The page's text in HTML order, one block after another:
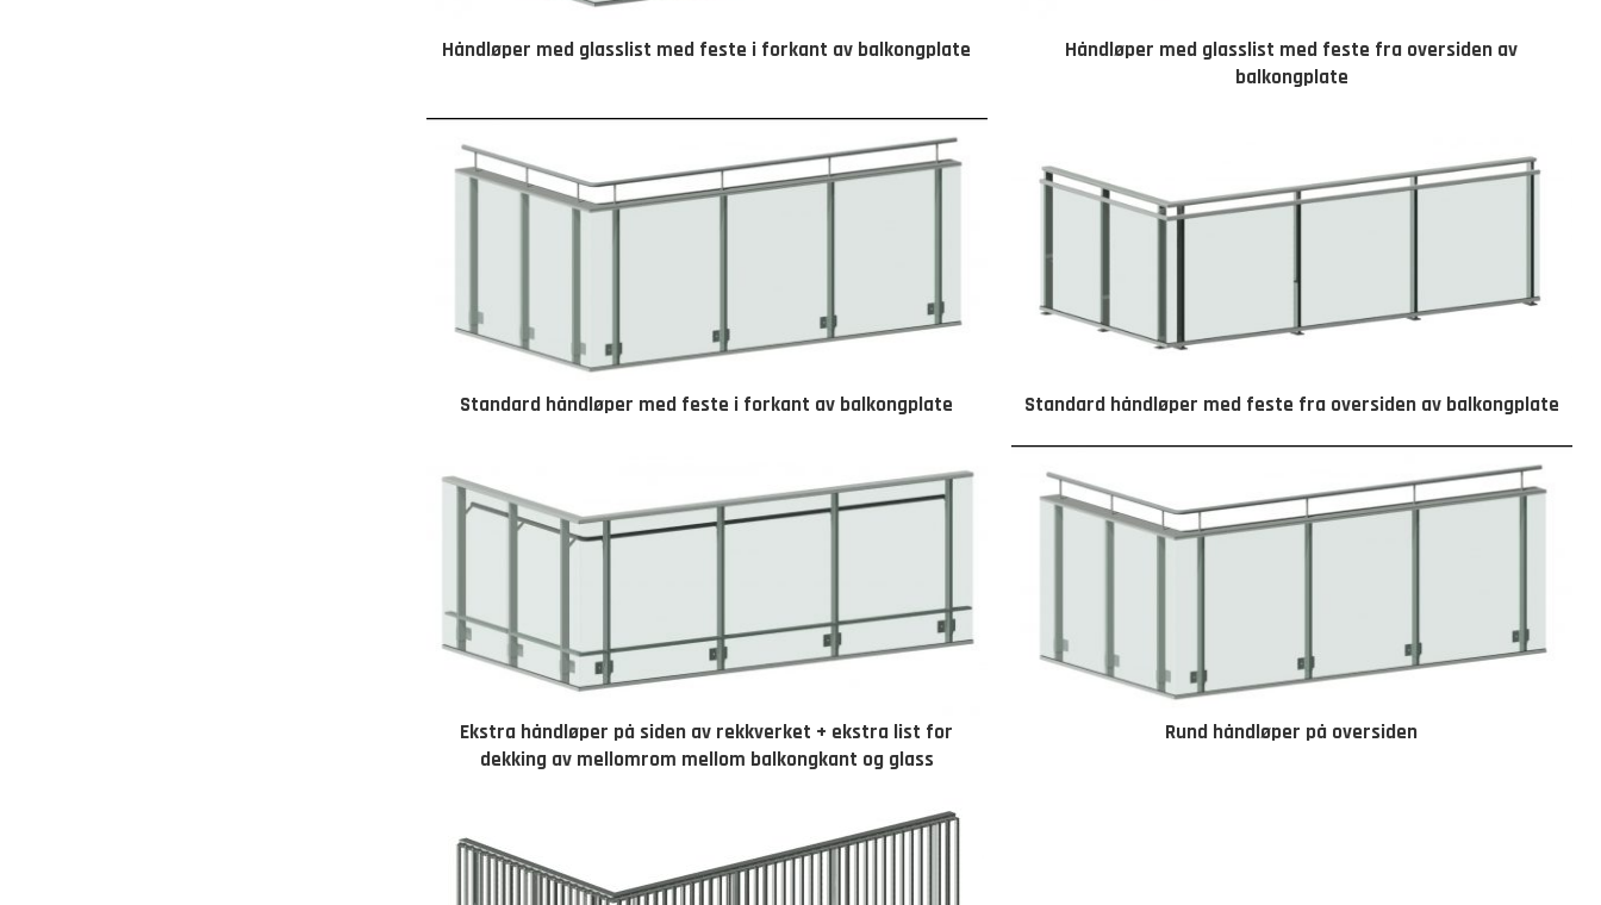
Håndløper med glasslist med feste i forkant av balkongplate
Håndløper med glasslist med feste fra oversiden av
balkongplate
Standard håndløper med feste i forkant av balkongplate Standard håndløper med feste fra oversiden av balkongplate
Ekstra håndløper på siden av rekkverket + ekstra list for
dekking av mellomrom mellom balkongkant og glass
Rund håndløper på oversiden